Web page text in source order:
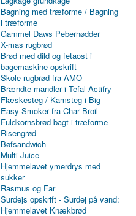
Bagning med træforme / Bagning
i træforme
Gammel Daws Pebernødder
X-mas rugbrød
Brød med dild og fetaost i
bagemaskine opskrift
Skole-rugbrød fra AMO
Brændte mandler i Tefal Actifry
Flæskesteg / Kamsteg i Big
Easy Smoker fra Char Broil
Fuldkornsbrød bagt i træforme
Risengrød
Bøfsandwich
Multi Juice
Hjemmelavet ymerdrys med
sukker
Rasmus og Far
Surdejs opskrift - Surdej på vand:
Hjemmelavet Knækbrød